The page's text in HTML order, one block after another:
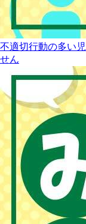
不適切行動の多い
せん